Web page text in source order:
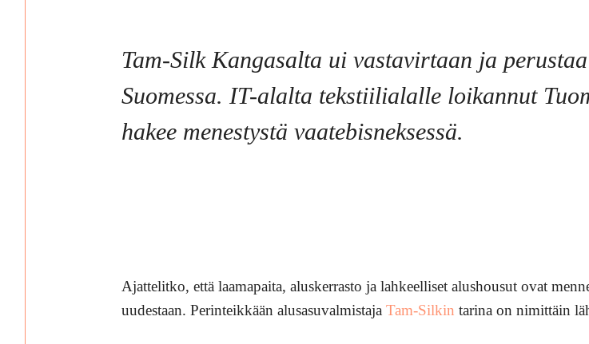
Tam-Silk Kangasalta ui vastavirtaan ja
Suomessa. IT-alalta tekstiilialalle loikannut
hakee menestystä vaatebisneksessä.
Ajattelitko, että laamapaita, aluskerrasto ja lahkeelliset alushousut ovat
uudestaan. Perinteikkään alusasuvalmistaja Tam-Silkin tarina on nimittäin